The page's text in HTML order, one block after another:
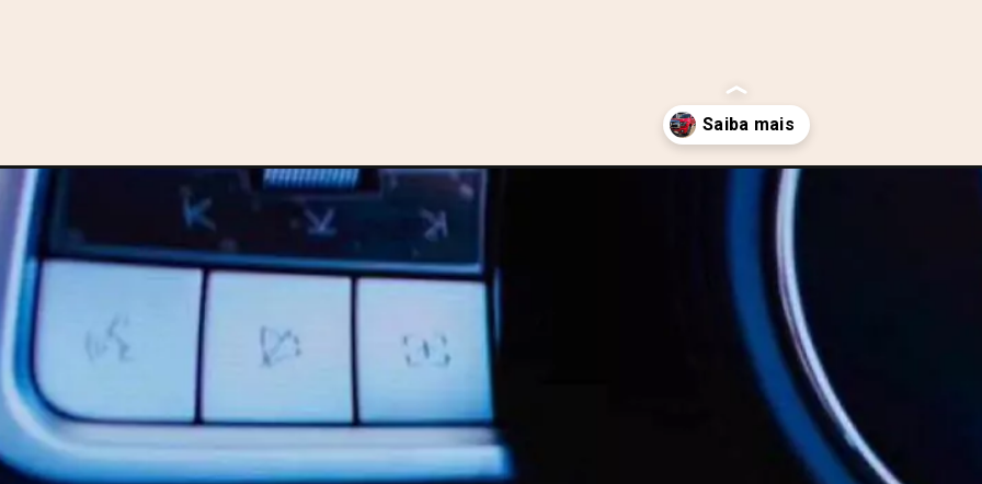
https://motorprime.com.br/e-agora-hilux-nova-pickup-da-gwm-chega-em-2025/